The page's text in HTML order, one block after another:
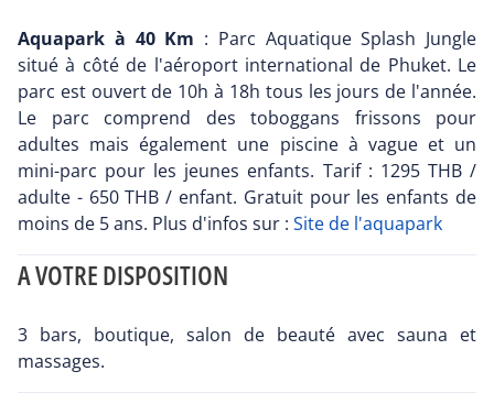
Aquapark à 40 Km : Parc Aquatique Splash Jungle
situé à côté de l'aéroport international de Phuket. Le
parc est ouvert de 10h à 18h tous les jours de l'année.
Le parc comprend des toboggans frissons pour
adultes mais également une piscine à vague et un
mini-parc pour les jeunes enfants. Tarif : 1295 THB /
adulte - 650 THB / enfant. Gratuit pour les enfants de
moins de 5 ans. Plus d'infos sur : Site de l'aquapark
A VOTRE DISPOSITION
3 bars, boutique, salon de beauté avec sauna et
massages.